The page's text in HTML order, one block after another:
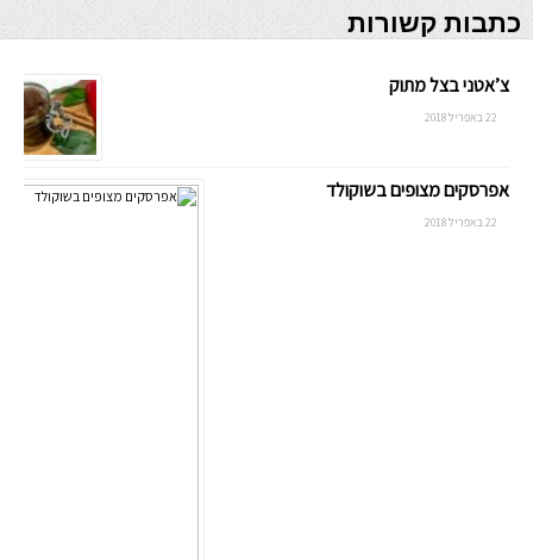
כתבות קשורות
צ’אטני בצל מתוק
22 באפריל 2018
אפרסקים מצופים בשוקולד
22 באפריל 2018